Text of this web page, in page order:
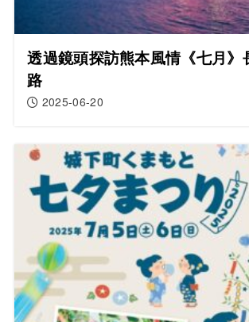
透過鏡頭探訪熊本風情《七月》
路
2025-06-20